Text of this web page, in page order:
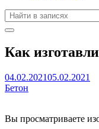
Как
04.02.202105.02.2021
Бетон
Вы просматриваете